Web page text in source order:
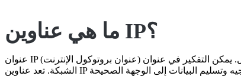
ما هي عناوين IP؟
عنوان IP (عنوان بروتوكول الإنترنت) هو معرّف فريد يُعين لكل جهاز متصل بشبكة تستخدم بروتوكول الإنترنت للتواصل. يمكن التفكير في عنوان IP كعنوان رقمي يساعد في تحديد موقع وتحديد الأجهزة على